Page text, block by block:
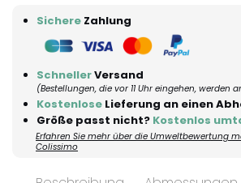
Sichere Zahlung
SchnellerVersand
(Bestellungen, die vor 11 Uhr eingehen, werden
Kostenlose Lieferung an einen
Größe passt nicht? Kostenlos
Erfahren Sie mehr über die Umweltbewertung
Colissimo